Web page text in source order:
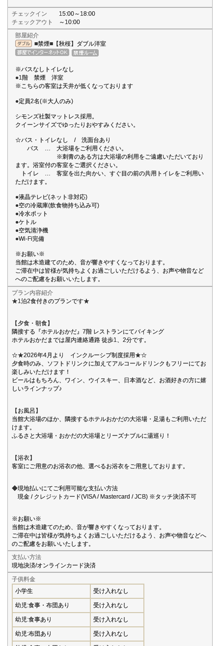
チェックイン
15:00～18:00
チェックアウト
～10:00
部屋紹介
■禁煙■【秋桜】ダブル洋室
※バスなしトイレなし
●1階 禁煙 洋室
※こちらの客室は天井が低くなっております
●定員2名(※大人のみ)
シモンズ社製マットレス採用。
クイーンサイズでゆったりおやすみください。
☆バス・トイレなし / 洗面台あり
バス … 大浴場をご利用ください。
※刺青のある方は大浴場の利用をご遠慮いただいており
ます。浴室付の客室をご選択ください。
トイレ … 客室を出た向かい、すぐ目の前の共用トイレをご利用い
ただけます。
●液晶テレビ(ネット非対応)
●空の冷蔵庫(飲食物持ち込み可)
●冷水ポット
●ケトル
●空気清浄機
●Wi-Fi完備
※お願い※
当館は木造建てのため、音が響きやすくなっております。
ご滞在中は皆様が気持ちよくお過ごしいただけるよう、お声や物音など
へのご配慮をお願いいたします。
プラン内容紹介
★1泊2食付きのプランです★
【夕食・朝食】
隣接する『ホテルおかだ』7階 レストランにてバイキング
ホテルおかだまでは屋内連絡通路 徒歩1、2分です。
☆★2026年4月より インクルーシブ制度採用★☆
夕食時のみ、ソフトドリンクに加えてアルコールドリンクもフリーにてお
楽しみいただけます！
ビールはもちろん、ワイン、ウイスキー、日本酒など、お酒好きの方に嬉
しいラインナップ♪
【お風呂】
当館大浴場のほか、隣接するホテルおかだの大浴場・足湯もご利用いただ
けます。
ふるさと大浴場・おかだの大浴場とリーズナブルに湯巡り！
【浴衣】
客室にご用意のお浴衣の他、選べるお浴衣をご用意しております。
◆現地払いにてご利用可能な支払い方法
現金 / クレジットカード(VISA / Mastercard / JCB) ※タッチ決済不可
※お願い※
当館は木造建てのため、音が響きやすくなっております。
ご滞在中は皆様が気持ちよくお過ごしいただけるよう、お声や物音などへ
のご配慮をお願いいたします。
支払い方法
現地決済/オンラインカード決済
子供料金
小学生
受け入れなし
幼児:食事・布団あり 受け入れなし
幼児:食事あり 受け入れなし
幼児:布団あり 受け入れなし